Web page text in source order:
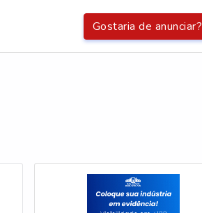
Gostaria de anunciar?